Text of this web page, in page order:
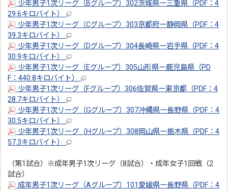
少年男子1次リーグ（Bグループ）302茨城県ー三重県（PDF：4
29.6キロバイト）
少年男子1次リーグ（Cグループ）303京都府ー静岡県（PDF：4
39.3キロバイト）
少年男子1次リーグ（Dグループ）304長崎県ー岩手県（PDF：4
30.9キロバイト）
少年男子1次リーグ（Eグループ）305山形県ー鹿児島県（PD
F：440.8キロバイト）
少年男子1次リーグ（Fグループ）306佐賀県ー東京都（PDF：4
28.7キロバイト）
少年男子1次リーグ（Gグループ）307沖縄県ー長野県（PDF：4
30.5キロバイト）
少年男子1次リーグ（Hグループ）308岡山県ー栃木県（PDF：4
57.3キロバイト）
（第1試合）※成年男子1次リーグ（8試合）・成年女子1回戦（2
試合）
成年男子1次リーグ（Aグループ）101愛媛県ー長野県（PDF：4